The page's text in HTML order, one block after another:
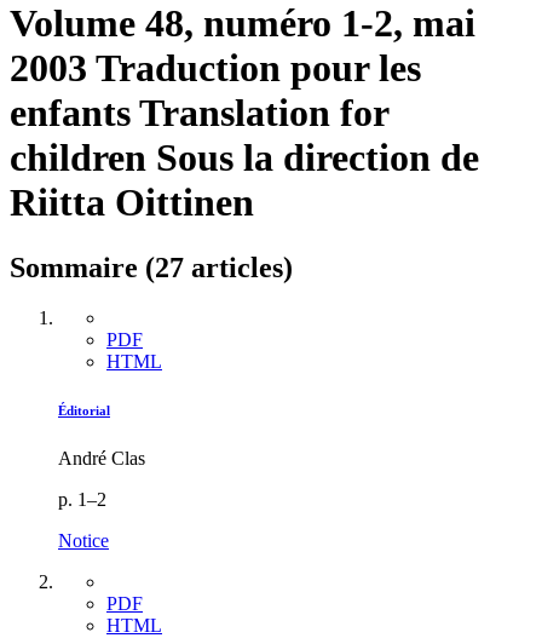
Volume 48, numéro 1-2, mai
2003 Traduction pour les
enfantsTranslation for
children Sous la direction de
Riitta Oittinen
Sommaire (27 articles)
PDF
HTML
Éditorial
André Clas
p. 1–2
Notice
PDF
HTML